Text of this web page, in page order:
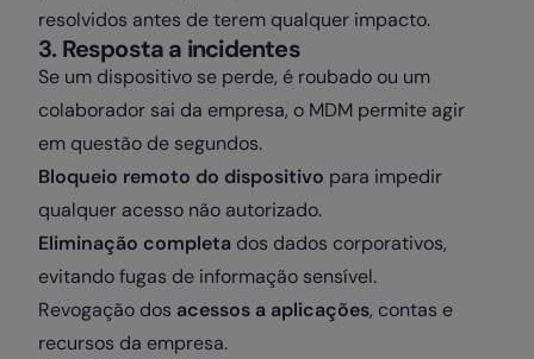
resolvidos antes de terem qualquer impacto.
3. Resposta a incidentes
Se um dispositivo se perde, é roubado ou um
colaborador sai da empresa, o MDM permite agir
em questão de segundos.
Bloqueio remoto do dispositivo para impedir
qualquer acesso não autorizado.
Eliminação completa dos dados corporativos,
evitando fugas de informação sensível.
Revogação dos acessos a aplicações, contas e
recursos da empresa.